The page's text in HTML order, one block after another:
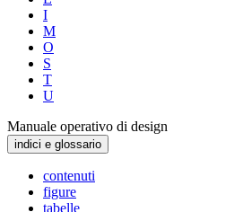
I
M
O
S
T
U
Manuale operativo di design
indici e glossario
contenuti
figure
tabelle